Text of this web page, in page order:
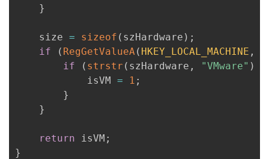
}
    size
= sizeof ( szHardware ) ;
if
( RegGetValueA( HKEY_LOCAL_MACHINE ,
if
( strstr ( szHardware , "VMware" )
            isVM
= 1 ;
}
}
return isVM ;
}